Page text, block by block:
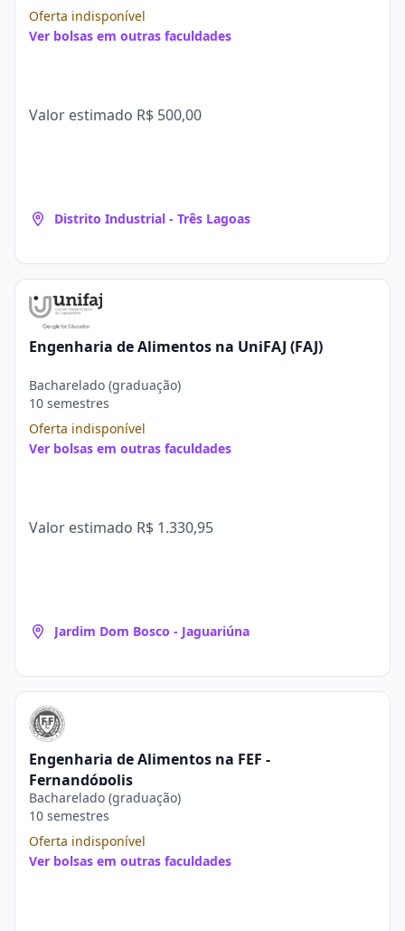
Oferta indisponível
Ver bolsas em outras faculdades
Valor estimado R$ 500,00
Distrito Industrial - Três Lagoas
Engenharia de Alimentos na UniFAJ (FAJ)
Bacharelado (graduação)
10 semestres
Oferta indisponível
Ver bolsas em outras faculdades
Valor estimado R$ 1.330,95
Jardim Dom Bosco - Jaguariúna
Engenharia de Alimentos na FEF -
Fernandópolis
Bacharelado (graduação)
10 semestres
Oferta indisponível
Ver bolsas em outras faculdades